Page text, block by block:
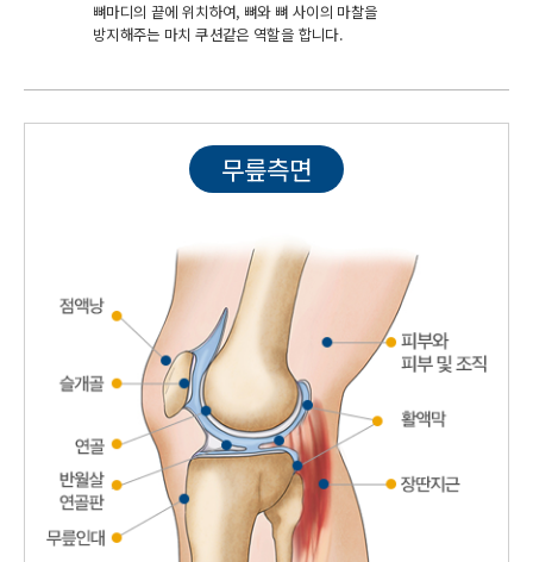
뼈마디의 끝에 위치하여, 뼈와 뼈 사이의 마찰을
방지해주는 마치 쿠션같은 역할을 합니다.
무릎측면